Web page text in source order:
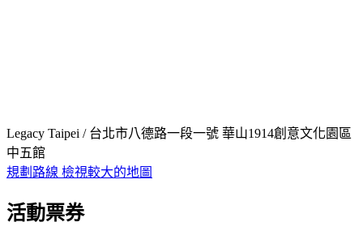
Legacy Taipei / 台北市八德路一段一號 華山1914創意文化園區
中五館
規劃路線 檢視較大的地圖
活動票券